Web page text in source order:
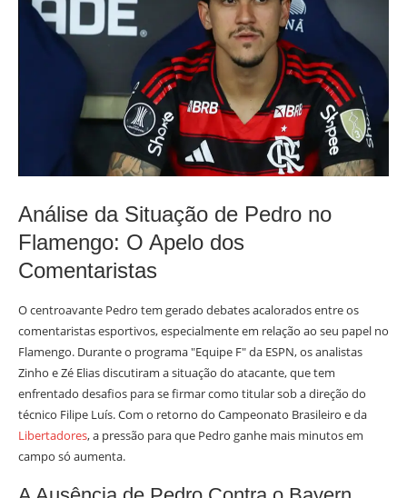
Análise da Situação de Pedro no
Flamengo: O Apelo dos
Comentaristas
O centroavante Pedro tem gerado debates acalorados entre os
comentaristas esportivos, especialmente em relação ao seu papel no
Flamengo. Durante o programa "Equipe F" da ESPN, os analistas
Zinho e Zé Elias discutiram a situação do atacante, que tem
enfrentado desafios para se firmar como titular sob a direção do
técnico Filipe Luís. Com o retorno do Campeonato Brasileiro e da
Libertadores, a pressão para que Pedro ganhe mais minutos em
campo só aumenta.